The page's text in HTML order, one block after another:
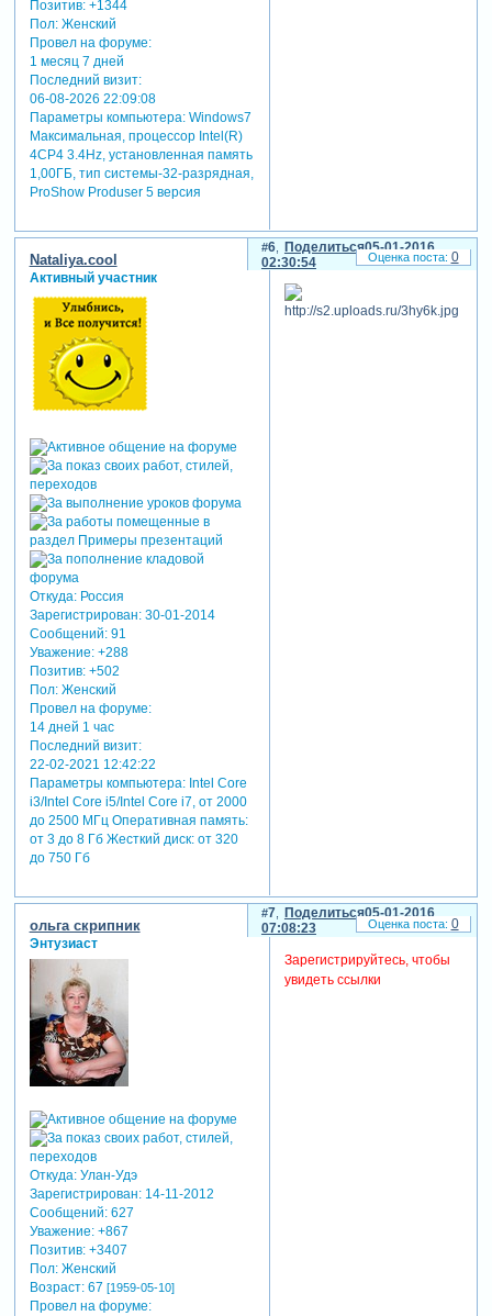
Позитив: +1344
Пол:Женский
Провел на форуме:
1 месяц 7 дней
Последний визит:
06-08-2026 22:09:08
Параметры компьютера:Windows7
Максимальная, процессор Intel(R)
4CP4 3.4Hz, установленная память
1,00ГБ, тип системы-32-разрядная,
ProShow Produser 5 версия
Поделиться
6
05-01-2016
02:30:54
Nataliya.cool
Активный участник
Откуда:Россия
Зарегистрирован: 30-01-2014
Сообщений:91
Уважение: +288
Позитив: +502
Пол:Женский
Провел на форуме:
14 дней 1 час
Последний визит:
22-02-2021 12:42:22
Параметры компьютера:Intel Core
i3/Intel Core i5/Intel Core i7, от 2000
до 2500 МГц Оперативная память:
от 3 до 8 Гб Жесткий диск: от 320
до 750 Гб
0
Поделиться
7
05-01-2016
07:08:23
ольга скрипник
Энтузиаст
Откуда:Улан-Удэ
Зарегистрирован: 14-11-2012
Сообщений:627
Уважение: +867
Позитив: +3407
Пол:Женский
Возраст:67 [1959-05-10]
Провел на форуме:
Зарегистрируйтесь, чтобы
увидеть ссылки
0